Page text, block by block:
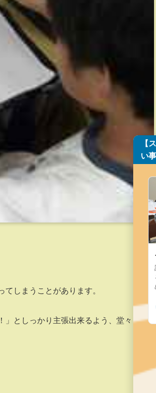
しまうことがあります。
」としっかり主張出来るよう、堂々と
【
い